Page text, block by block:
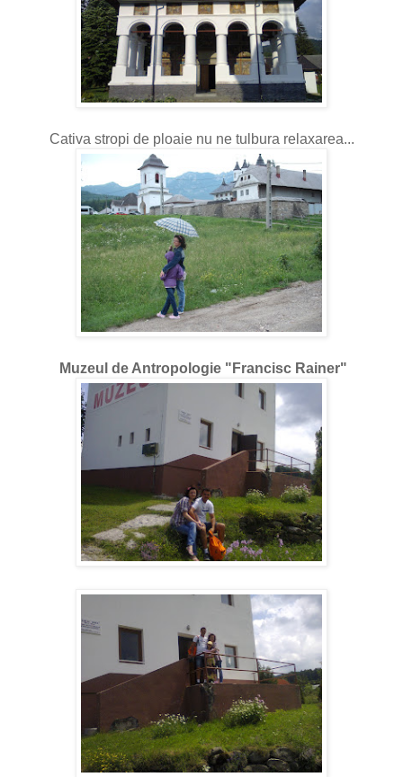
Cativa stropi de ploaie nu ne tulbura relaxarea...
Muzeul de Antropologie "Francisc Rainer"